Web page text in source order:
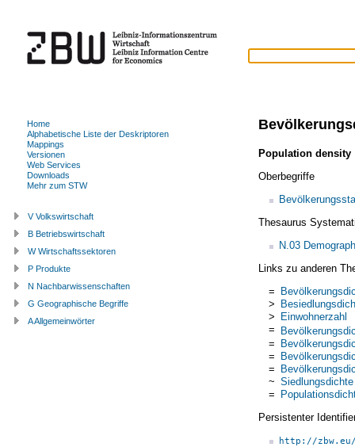
Population density
Oberbegriffe
Thesaurus
N.03
Links zu anderen
=
>
> Einwohnerzahl
=
=
=
=
~ Siedlungsdichte
=
Persistenter
http://
Home
Alphabetische Liste der Deskriptoren
Mappings
Versionen
Web Services
Downloads
Mehr zum STW
V Volkswirtschaft
B Betriebswirtschaft
W Wirtschaftssektoren
P Produkte
N Nachbarwissenschaften
G Geographische Begriffe
A Allgemeinwörter